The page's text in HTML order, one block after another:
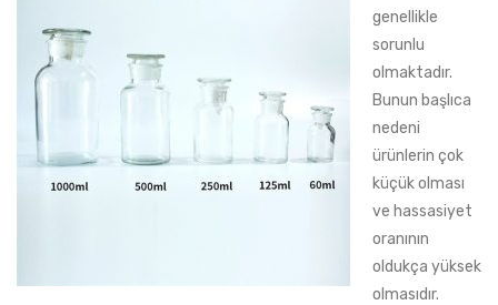
genellikle
sorunlu
olmaktadır.
Bunun başlıca
nedeni
ürünlerin çok
küçük olması
ve hassasiyet
oranının
oldukça yüksek
olmasıdır.